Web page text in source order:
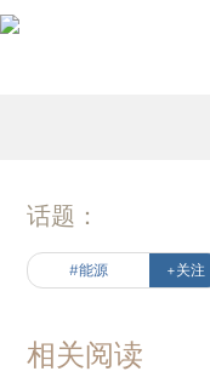
话题：
#能源 +关注
相关阅读